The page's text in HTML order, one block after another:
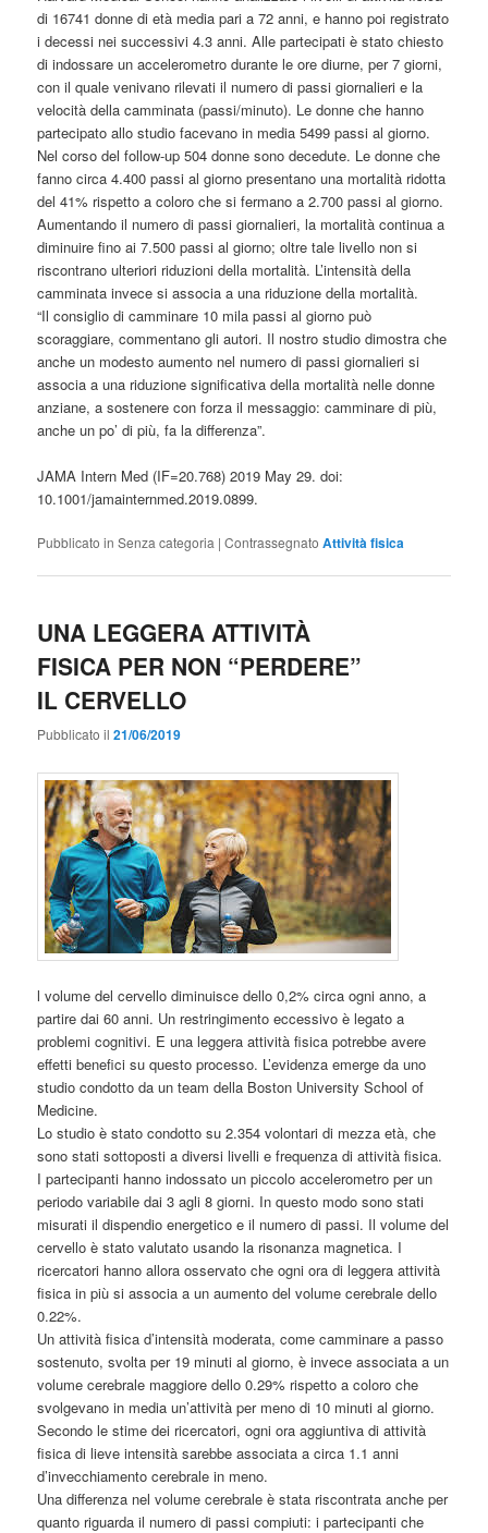
di 16741 donne di età media pari a 72 anni, e hanno poi registrato
i decessi nei successivi 4.3 anni. Alle partecipati è stato chiesto
di indossare un accelerometro durante le ore diurne, per 7 giorni,
con il quale venivano rilevati il numero di passi giornalieri e la
velocità della camminata (passi/minuto). Le donne che hanno
partecipato allo studio facevano in media 5499 passi al giorno.
Nel corso del follow-up 504 donne sono decedute. Le donne che
fanno circa 4.400 passi al giorno presentano una mortalità ridotta
del 41% rispetto a coloro che si fermano a 2.700 passi al giorno.
Aumentando il numero di passi giornalieri, la mortalità continua a
diminuire fino ai 7.500 passi al giorno; oltre tale livello non si
riscontrano ulteriori riduzioni della mortalità. L’intensità della
camminata invece si associa a una riduzione della mortalità.
“Il consiglio di camminare 10 mila passi al giorno può
scoraggiare, commentano gli autori. Il nostro studio dimostra che
anche un modesto aumento nel numero di passi giornalieri si
associa a una riduzione significativa della mortalità nelle donne
anziane, a sostenere con forza il messaggio: camminare di più,
anche un po’ di più, fa la differenza”.
JAMA Intern Med (IF=20.768) 2019 May 29. doi:
10.1001/jamainternmed.2019.0899.
Pubblicato in Senza categoria |Contrassegnato Attività fisica
UNA LEGGERA ATTIVITÀ
FISICA PER NON “PERDERE”
IL CERVELLO
Pubblicato il21/06/2019
l volume del cervello diminuisce dello 0,2% circa ogni anno, a
partire dai 60 anni. Un restringimento eccessivo è legato a
problemi cognitivi. E una leggera attività fisica potrebbe avere
effetti benefici su questo processo. L’evidenza emerge da uno
studio condotto da un team della Boston University School of
Medicine.
Lo studio è stato condotto su 2.354 volontari di mezza età, che
sono stati sottoposti a diversi livelli e frequenza di attività fisica.
I partecipanti hanno indossato un piccolo accelerometro per un
periodo variabile dai 3 agli 8 giorni. In questo modo sono stati
misurati il dispendio energetico e il numero di passi. Il volume del
cervello è stato valutato usando la risonanza magnetica. I
ricercatori hanno allora osservato che ogni ora di leggera attività
fisica in più si associa a un aumento del volume cerebrale dello
0.22%.
Un attività fisica d’intensità moderata, come camminare a passo
sostenuto, svolta per 19 minuti al giorno, è invece associata a un
volume cerebrale maggiore dello 0.29% rispetto a coloro che
svolgevano in media un’attività per meno di 10 minuti al giorno.
Secondo le stime dei ricercatori, ogni ora aggiuntiva di attività
fisica di lieve intensità sarebbe associata a circa 1.1 anni
d’invecchiamento cerebrale in meno.
Una differenza nel volume cerebrale è stata riscontrata anche per
quanto riguarda il numero di passi compiuti: i partecipanti che